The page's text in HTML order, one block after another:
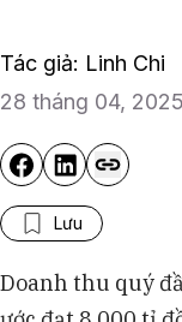
Tác giả: Linh Chi
28 tháng 04,
Lưu
Doanh thu quý